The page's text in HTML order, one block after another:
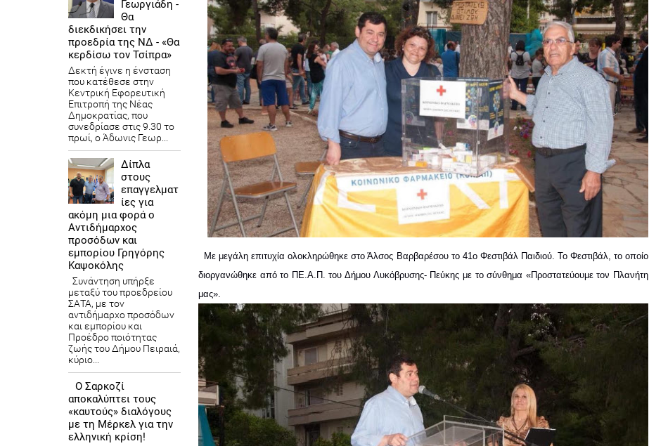
Mε μεγάλη επιτυχία ολοκληρώθηκε στο Άλσος Βαρβαρέσου το 41ο Φεστιβάλ Παιδιού. Το Φεστιβάλ, το οποίο
διοργανώθηκε από το ΠΕ.Α.Π. του Δήμου Λυκόβρυσης- Πεύκης με το σύνθημα «Προστατεύουμε τον Πλανήτη
μας».
Γεωργιάδη -
Θα
διεκδικήσει την
προεδρία της ΝΔ - «Θα
κερδίσω τον Τσίπρα»
Δεκτή έγινε η ένσταση
που κατέθεσε στην
Κεντρική Εφορευτική
Επιτροπή της Νέας
Δημοκρατίας, που
συνεδρίασε στις 9.30 το
πρωί, ο Άδωνις Γεωρ...
Δίπλα
στους
επαγγελματ
ίες για
ακόμη μια φορά ο
Αντιδήμαρχος
προσόδων και
εμπορίου Γρηγόρης
Καψοκόλης
Συνάντηση υπήρξε
μεταξύ του προεδρείου
ΣΑΤΑ, με τον
αντιδήμαρχο προσόδων
και εμπορίου και
Προέδρο ποιότητας
ζωής του Δήμου Πειραιά,
κύριο...
Ο Σαρκοζί
αποκαλύπτει τους
«καυτούς» διαλόγους
με τη Μέρκελ για την
ελληνική κρίση!